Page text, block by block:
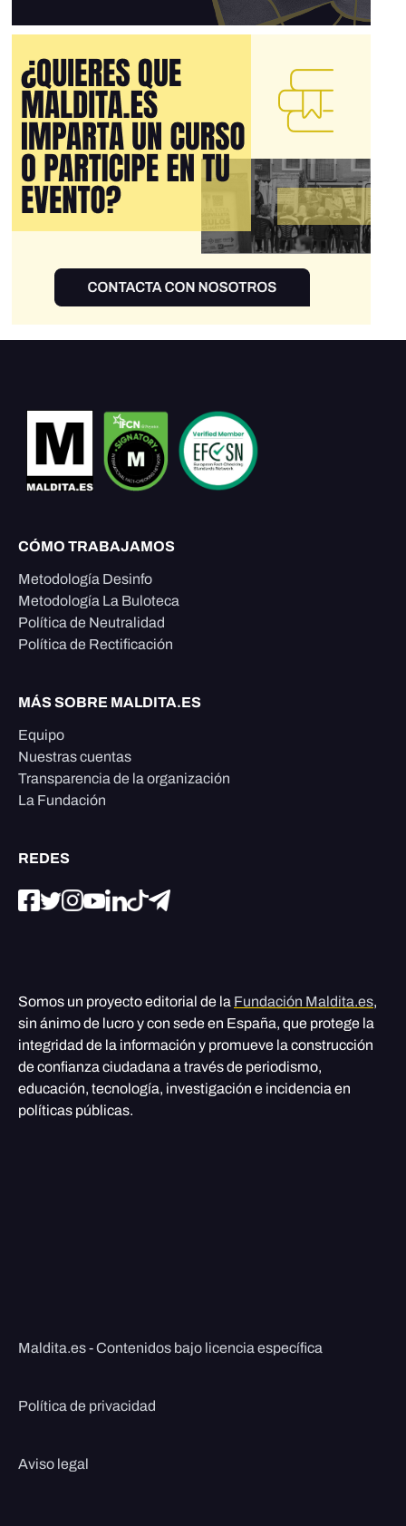
CÓMO TRABAJAMOS
Metodología Desinfo
Metodología La Buloteca
Política de Neutralidad
Política de Rectificación
MÁS SOBRE MALDITA.ES
Equipo
Nuestras cuentas
Transparencia de la organización
La Fundación
REDES
Somos un proyecto editorial de la Fundación Maldita.es,
sin ánimo de lucro y con sede en España, que protege la
integridad de la información y promueve la construcción
de confianza ciudadana a través de periodismo,
educación, tecnología, investigación e incidencia en
políticas públicas.
Maldita.es - Contenidos bajo licencia específica
Política de privacidad
Aviso legal